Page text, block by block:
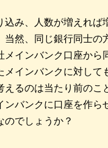
み、人数が増えれば
当然、同じ銀行同士
メインバンク口座か
メインバンクに対し
るのは当たり前のこ
バンクに口座を作ら
のでしょうか？